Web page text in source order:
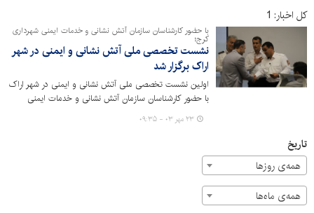
کل اخبار: 1
با حضور کارشناسان سازمان آتش نشانی و خدمات ایمنی شهرداری
کرج؛
نشست تخصصی ملی آتش نشانی و ایمنی در شهر
اراک برگزار شد
اولین نشست تخصصی ملی آتش نشانی و ایمنی در شهر اراک
با حضور کارشناسان سازمان آتش نشانی و خدمات ایمنی
شهرداری کرج برگزار شد.
۲۳ مهر ۰۳ - ۰۹:۳۵
تاریخ
همه‌ی روزها
همه‌ی ماه‌ها